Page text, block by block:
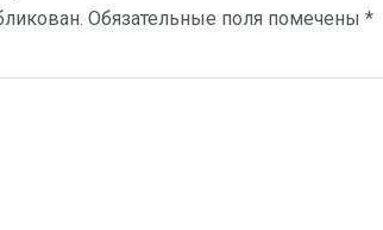
Обязательные поля помечены *